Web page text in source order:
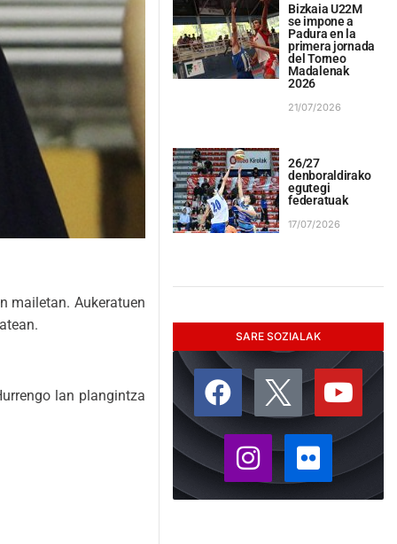
mailetan. Aukeratuen
lan plangintza
Bizkaia U22M
se impone a
Padura en la
primera jornada
del Torneo
Madalenak
2026
21/07/2026
26/27
denboraldirako
egutegi
federatuak
17/07/2026
SARE SOZIALAK